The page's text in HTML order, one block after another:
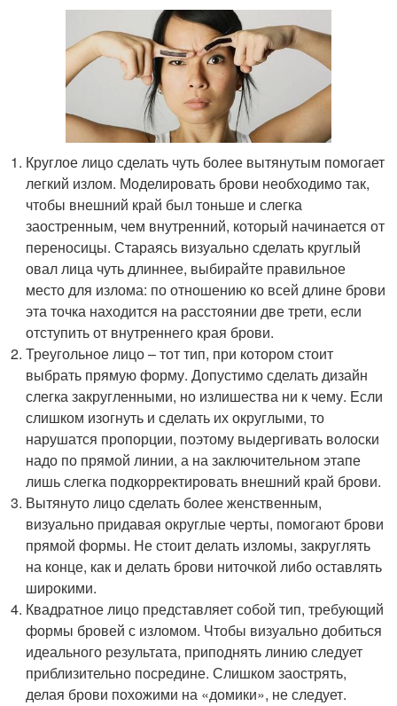
Круглое лицо сделать чуть более вытянутым помогает
легкий излом. Моделировать брови необходимо так,
чтобы внешний край был тоньше и слегка
заостренным, чем внутренний, который начинается от
переносицы. Стараясь визуально сделать круглый
овал лица чуть длиннее, выбирайте правильное
место для излома: по отношению ко всей длине брови
эта точка находится на расстоянии две трети, если
отступить от внутреннего края брови.
Треугольное лицо – тот тип, при котором стоит
выбрать прямую форму. Допустимо сделать дизайн
слегка закругленными, но излишества ни к чему. Если
слишком изогнуть и сделать их округлыми, то
нарушатся пропорции, поэтому выдергивать волоски
надо по прямой линии, а на заключительном этапе
лишь слегка подкорректировать внешний край брови.
Вытянуто лицо сделать более женственным,
визуально придавая округлые черты, помогают брови
прямой формы. Не стоит делать изломы, закруглять
на конце, как и делать брови ниточкой либо оставлять
широкими.
Квадратное лицо представляет собой тип, требующий
формы бровей с изломом. Чтобы визуально добиться
идеального результата, приподнять линию следует
приблизительно посредине. Слишком заострять,
делая брови похожими на «домики», не следует.